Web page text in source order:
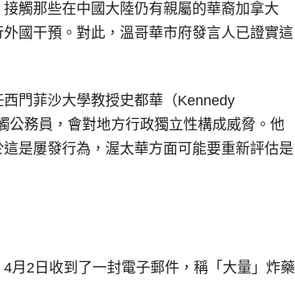
觸那些在中國大陸仍有親屬的華裔加拿大
國干預。對此，溫哥華市府發言人已證實這
門菲沙大學教授史都華（Kennedy
公務員，會對地方行政獨立性構成威脅。他
是屢發行為，渥太華方面可能要重新評估是
月2日收到了一封電子郵件，稱「大量」炸藥